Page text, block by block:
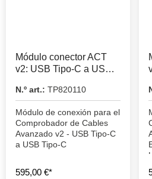
Módulo conector ACT
v2: USB Tipo-C a USB
N.º art.: TP820110
Módulo de conexión para el
Comprobador de Cables
Avanzado v2 - USB Tipo-C
a USB Tipo-C
595,00 €*